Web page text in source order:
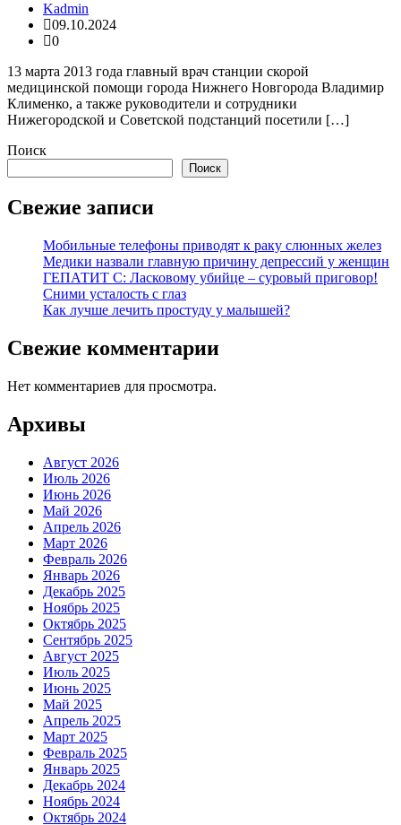
Kadmin
09.10.2024
0
13 марта 2013 года главный врач станции скорой
медицинской помощи города Нижнего Новгорода Владимир
Клименко, а также руководители и сотрудники
Нижегородской и Советской подстанций посетили […]
Поиск
Поиск
Свежие записи
Мобильные телефоны приводят к раку слюнных желез
Медики назвали главную причину депрессий у женщин
ГЕПАТИТ С: Ласковому убийце – суровый приговор!
Сними усталость с глаз
Как лучше лечить простуду у малышей?
Свежие комментарии
Нет комментариев для просмотра.
Архивы
Август 2026
Июль 2026
Июнь 2026
Май 2026
Апрель 2026
Март 2026
Февраль 2026
Январь 2026
Декабрь 2025
Ноябрь 2025
Октябрь 2025
Сентябрь 2025
Август 2025
Июль 2025
Июнь 2025
Май 2025
Апрель 2025
Март 2025
Февраль 2025
Январь 2025
Декабрь 2024
Ноябрь 2024
Октябрь 2024